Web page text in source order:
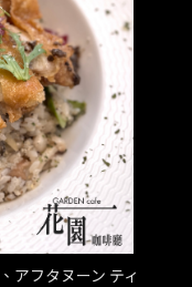
アフタヌーン ティ